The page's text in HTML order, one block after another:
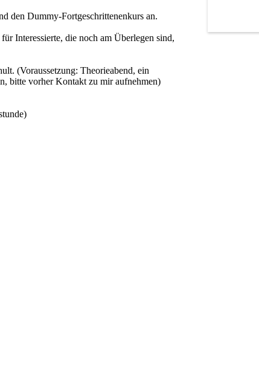
den Dummy-Fortgeschrittenenkurs an.
Interessierte, die noch am Überlegen sind,
(Voraussetzung: Theorieabend, ein
bitte vorher Kontakt zu mir aufnehmen)